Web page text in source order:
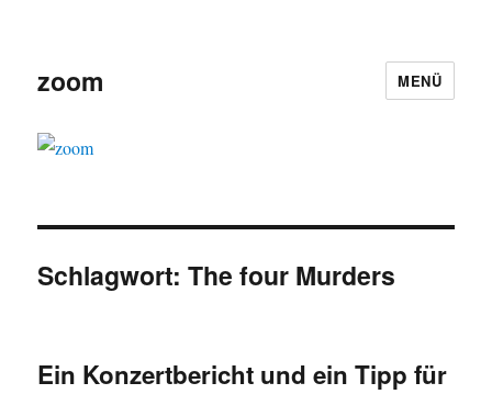
zoom MENÜ
Schlagwort:The four Murders
Ein Konzertbericht und ein Tipp für